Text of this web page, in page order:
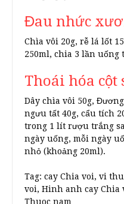
Đau nhức
Chìa vôi 20g, rễ lá lốt
250ml, chia 3 lần uống
​Thoái hóa cột
Dây chìa vôi 50g,
ngưu tất 40g, cẩu tích
trong 1 lít rượu trắng
ngày uống, mỗi ngày
nhỏ (khoảng 20ml).
Tag: cay Chia voi, vi
voi, Hinh anh cay Chia
Thuoc nam